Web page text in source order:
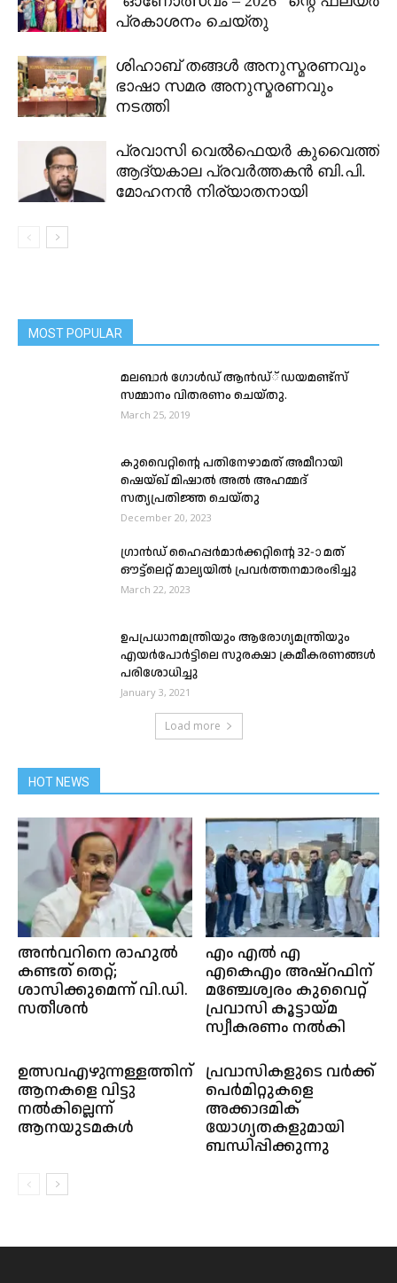
പ്രകാശനം ചെയ്തു
ശിഹാബ് തങ്ങൾ അനുസ്മരണവും
ഭാഷാ സമര അനുസ്മരണവും
നടത്തി
പ്രവാസി വെൽഫെയർ കുവൈത്ത്
ആദ്യകാല പ്രവർത്തകൻ ബി.പി.
മോഹനൻ നിര്യാതനായി
MOST POPULAR
മലബാര്‍ ഗോള്‍ഡ് ആന്‍ഡ്് ഡയമണ്ട്‌സ്
സമ്മാനം വിതരണം ചെയ്തു.
March 25, 2019
കുവൈറ്റിന്റെ പതിനേഴാമത് അമീറായി
ഷെയ്ഖ് മിഷാൽ അൽ അഹമ്മദ്
സത്യപ്രതിജ്ഞ ചെയ്തു
December 20, 2023
ഗ്രാൻഡ് ഹൈപ്പർമാർക്കറ്റിൻ്റെ 32-ാ മത്
ഔട്ട്‌ലെറ്റ് മാല്യയിൽ പ്രവർത്തനമാരംഭിച്ചു
March 22, 2023
ഉപപ്രധാനമന്ത്രിയും ആരോഗ്യമന്ത്രിയും
എയർപോർട്ടിലെ സുരക്ഷാ ക്രമീകരണങ്ങൾ
പരിശോധിച്ചു
January 3, 2021
Load more
HOT NEWS
അൻവറിനെ രാഹുൽ
കണ്ടത് തെറ്റ്;
ശാസിക്കുമെന്ന് വി.ഡി.
സതീശൻ
എം എൽ എ
എകെഎം അഷ്റഫിന്
മഞ്ചേശ്വരം കുവൈറ്റ്
പ്രവാസി കൂട്ടായ്മ
സ്വീകരണം നൽകി
ഉത്സവഎഴുന്നള്ളത്തിന്
ആനകളെ വിട്ടു
നല്‍കില്ലെന്ന്
ആനയുടമകള്‍
പ്രവാസികളുടെ വർക്ക്
പെർമിറ്റുകളെ
അക്കാദമിക്
യോഗ്യതകളുമായി
ബന്ധിപ്പിക്കുന്നു